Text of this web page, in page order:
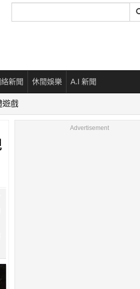
尋
新聞 休閒娛樂 A.I 新聞
遊戲
Advertisement